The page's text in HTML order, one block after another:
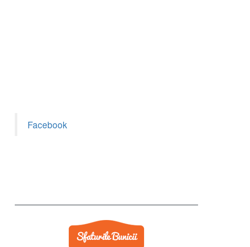
Facebook